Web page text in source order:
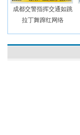
成都交警指挥交通如跳
拉丁舞蹿红网络